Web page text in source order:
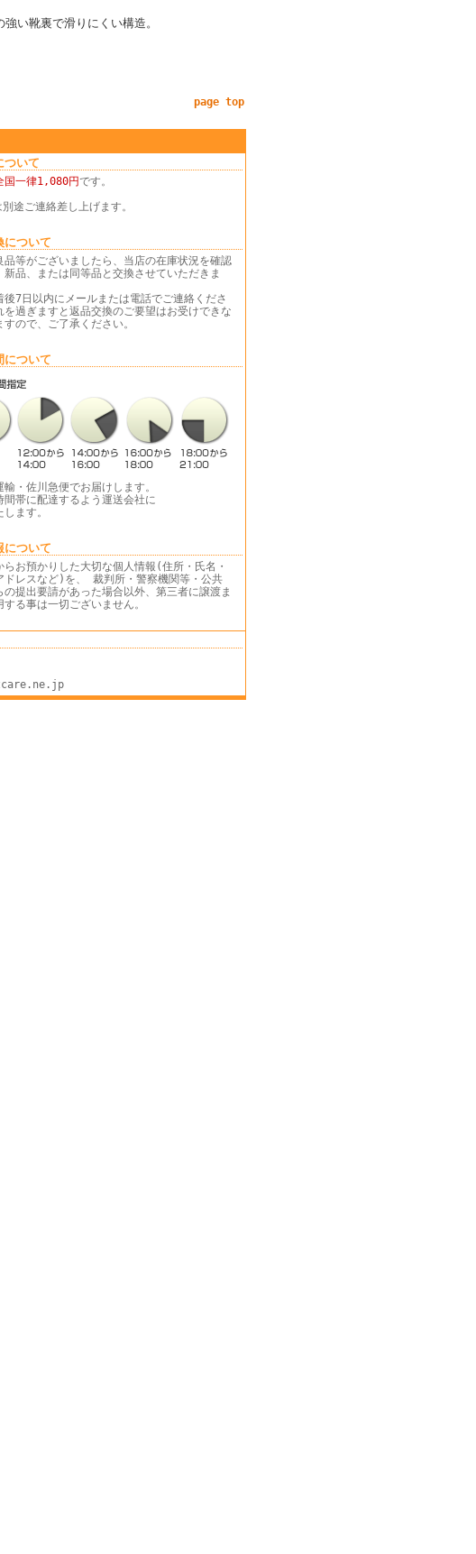
い靴裏で滑りにくい構造。
page top
ついて
国一律1,080円です。
途ご連絡差し上げます。
について
品等がございましたら、当店の在庫状況を確認
新品、または同等品と交換させていただきま
後7日以内にメールまたは電話でご連絡くださ
を過ぎますと返品交換のご要望はお受けできな
すので、ご了承ください。
について
輸・佐川急便でお届けします。
間帯に配達するよう運送会社に
ます。
について
らお預かりした大切な個人情報(住所・氏名・
ドレスなど)を、 裁判所・警察機関等・公共
の提出要請があった場合以外、第三者に譲渡ま
する事は一切ございません。